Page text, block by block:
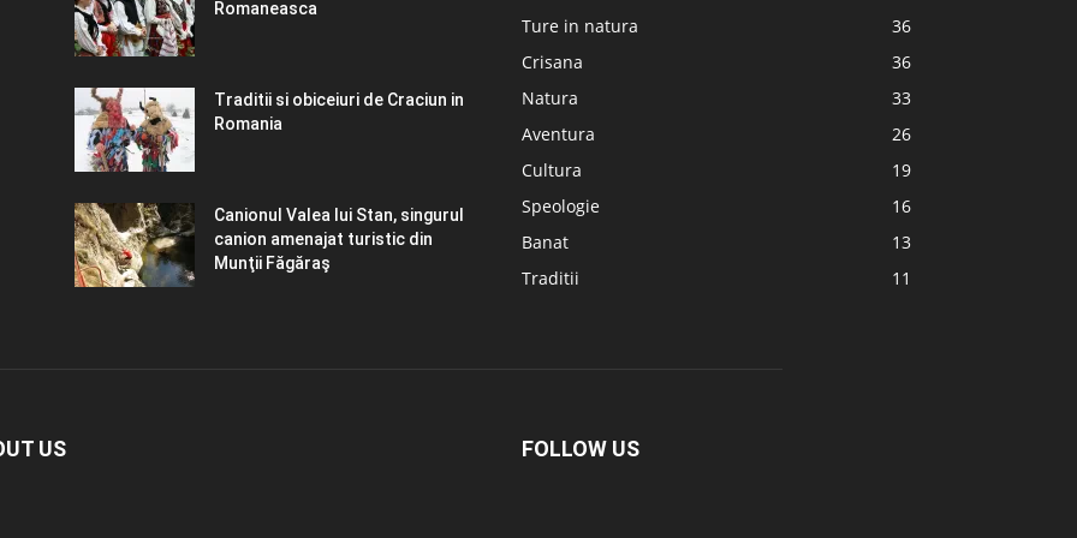
Romaneasca
Traditii si obiceiuri de Craciun in
Romania
Canionul Valea lui Stan, singurul
canion amenajat turistic din
Munţii Făgăraş
Ture in natura
36
Crisana
36
Natura
33
Aventura
26
Cultura
19
Speologie
16
Banat
13
Traditii
11
US FOLLOW US